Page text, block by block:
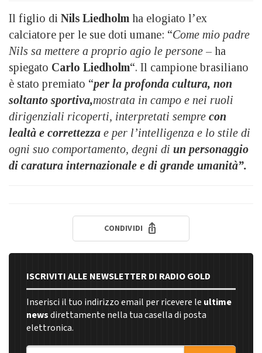
Il figlio di Nils Liedholm ha elogiato l’ex
calciatore per le sue doti umane: “Come mio padre
Nils sa mettere a proprio agio le persone – ha
spiegato Carlo Liedholm“. Il campione brasiliano
è stato premiato “per la profonda cultura, non
soltanto sportiva,mostrata in campo e nei ruoli
dirigenziali ricoperti, interpretati sempre con
lealtà e correttezza e per l’intelligenza e lo stile di
ogni suo comportamento, degni di un personaggio
di caratura internazionale e di grande umanità”.
CONDIVIDI
ISCRIVITI ALLE NEWSLETTER DI RADIO GOLD
Inserisci il tuo indirizzo email per ricevere le ultime
newsdirettamente nella tua casella di posta
elettronica.